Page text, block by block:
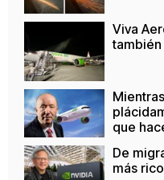
Viva
también
que
De
más